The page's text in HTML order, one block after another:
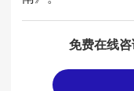
免费在线